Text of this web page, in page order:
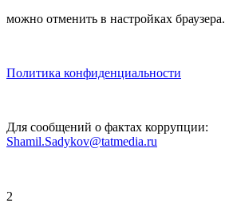
можно отменить в настройках браузера.
Политика конфиденциальности
Для сообщений о фактах коррупции:
Shamil.Sadykov@tatmedia.ru
2